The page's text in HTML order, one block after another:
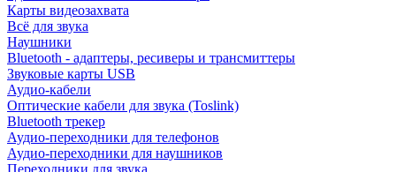
Карты видеозахвата
Всё для звука
Наушники
Bluetooth - адаптеры, ресиверы и трансмиттеры
Звуковые карты USB
Аудио-кабели
Оптические кабели для звука (Toslink)
Bluetooth трекер
Аудио-переходники для телефонов
Аудио-переходники для наушников
Переходники для звука